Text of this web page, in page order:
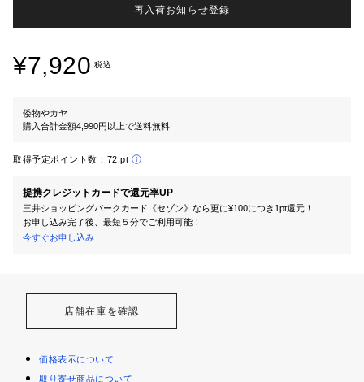
再入荷お知らせ登録
¥7,920 税込
倭物やカヤ
購入合計金額4,990円以上で送料無料
取得予定ポイント数： 72 pt
提携クレジットカードで還元率UP
三井ショッピングパークカード《セゾン》なら更に¥100につき1pt還元！
お申し込み完了後、最短５分でご利用可能！
今すぐお申し込み
店舗在庫を確認
価格表示について
取り寄せ商品について